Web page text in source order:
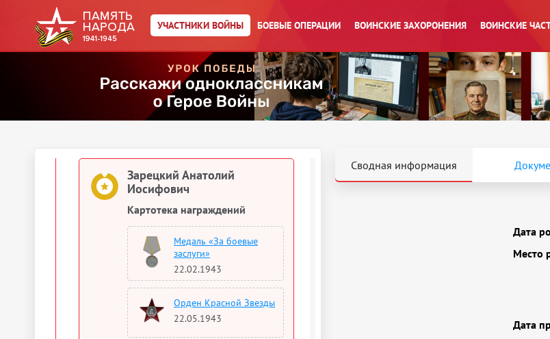
УЧАСТНИКИ ВОЙНЫ БОЕВЫЕ ОПЕРАЦИИ ВОИНСКИЕ ЗАХОРОНЕНИЯ ВОИНСКИЕ
Орден Красного Знамени
Зарецкий Анатолий Иосифович
Зарецкий Анатолий
Иосифович
Картотека награждений
Медаль «За боевые
заслуги»
22.02.1943
Орден Красной Звезды
22.05.1943
Сводная информация
Дата
Место
Дата